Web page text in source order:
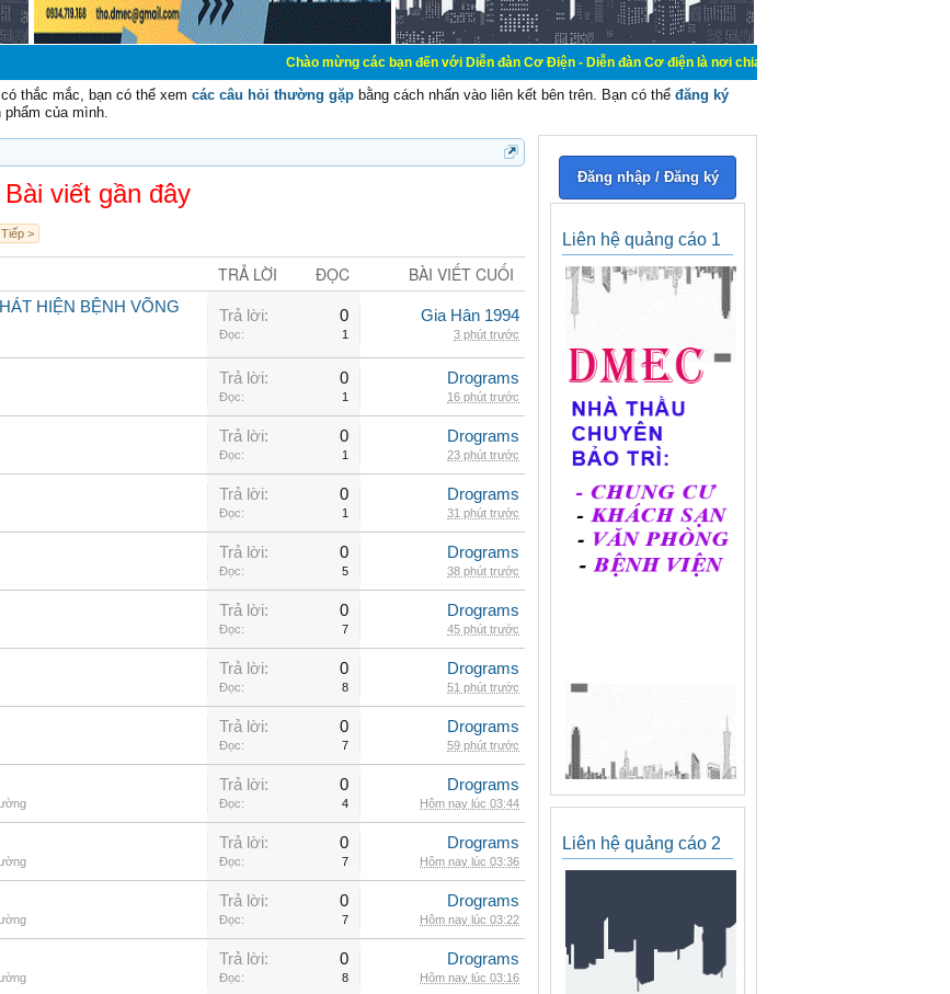
Chào mừng các bạn đến với Diễn đàn Cơ Điện - Diễn đàn Cơ điện là nơi chia sẽ kiến thức kinh nghiệm trong lãnh
thắc mắc, bạn có thể xem các câu hỏi thường gặp bằng cách nhấn vào liên kết bên trên. Bạn có thể đăng ký
phẩm của mình.
Bài viết gần đây
Tiếp >
TRẢ LỜI ĐỌC BÀI VIẾT CUỐI
HIỆN BỆNH VÕNG
Trả lời: 0
Đọc: 1
Gia Hân 1994
3 phút trước
Trả lời: 0
Đọc: 1
Drograms
16 phút trước
Trả lời: 0
Đọc: 1
Drograms
23 phút trước
Trả lời: 0
Đọc: 1
Drograms
31 phút trước
Trả lời: 0
Đọc: 5
Drograms
38 phút trước
Trả lời: 0
Đọc: 7
Drograms
45 phút trước
Trả lời: 0
Đọc: 8
Drograms
51 phút trước
Trả lời: 0
Đọc: 7
Drograms
59 phút trước
Trả lời: 0
Đọc: 4
Drograms
Hôm nay lúc 03:44
Trả lời: 0
Đọc: 7
Drograms
Hôm nay lúc 03:36
Trả lời: 0
Đọc: 7
Drograms
Hôm nay lúc 03:22
Trả lời: 0
Đọc: 8
Drograms
Hôm nay lúc 03:16
Đăng nhập / Đăng ký
Liên hệ quảng cáo 1
Liên hệ quảng cáo 2